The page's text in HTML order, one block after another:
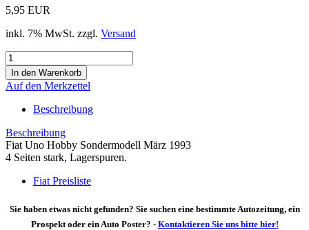
5,95 EUR
inkl. 7% MwSt. zzgl. Versand
Auf den Merkzettel
Beschreibung
Beschreibung
Fiat Uno Hobby Sondermodell März 1993
4 Seiten stark, Lagerspuren.
Fiat Preisliste
Sie haben etwas nicht gefunden? Sie suchen eine bestimmte Autozeitung, ein
Prospekt oder ein Auto Poster? - Kontaktieren Sie uns bitte hier!